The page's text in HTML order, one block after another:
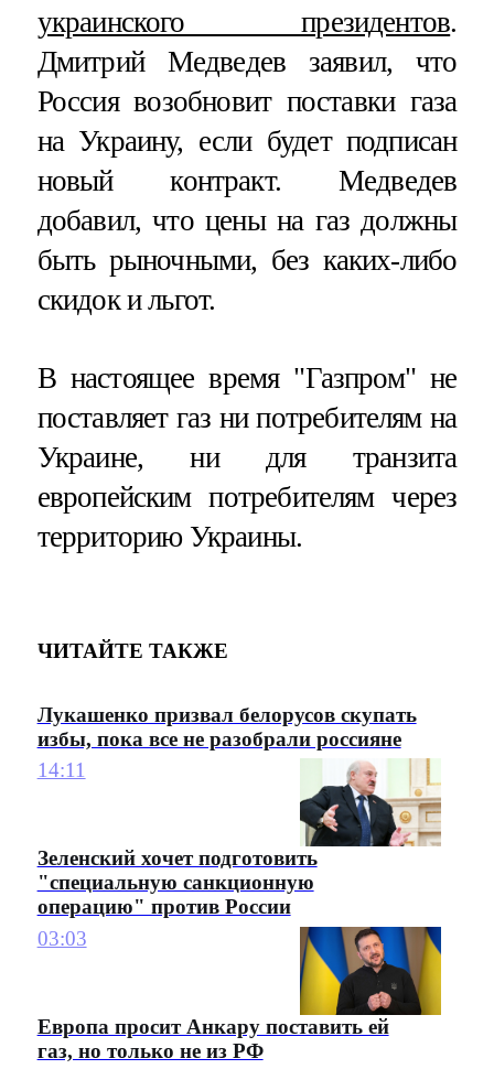
украинского президентов.
Дмитрий Медведев заявил, что
Россия возобновит поставки газа
на Украину, если будет подписан
новый контракт. Медведев
добавил, что цены на газ должны
быть рыночными, без каких-либо
скидок и льгот.
В настоящее время "Газпром" не
поставляет газ ни потребителям на
Украине, ни для транзита
европейским потребителям через
территорию Украины.
ЧИТАЙТЕ ТАКЖЕ
Лукашенко призвал белорусов скупать
избы, пока все не разобрали россияне
14:11
Зеленский хочет подготовить
"специальную санкционную
операцию" против России
03:03
Европа просит Анкару поставить ей
газ, но только не из РФ